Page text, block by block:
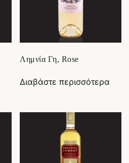
Λημνία Γη, Rose
Διαβάστε περισσότερα